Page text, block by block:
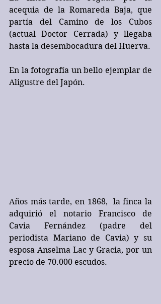
acequia de la Romareda Baja, que
partía del Camino de los Cubos
(actual Doctor Cerrada) y llegaba
hasta la desembocadura del Huerva.
En la fotografía un bello ejemplar de
Aligustre del Japón.
Años más tarde, en 1868,  la finca la
adquirió el notario Francisco de
Cavia Fernández (padre del
periodista Mariano de Cavia) y su
esposa Anselma Lac y Gracia, por un
precio de 70.000 escudos.